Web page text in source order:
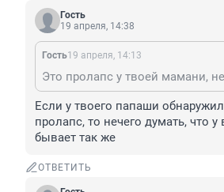
Гость
19 апреля, 14:38
Гость19 апреля, 14:13
Это пролапс у твоей мамани,
Если у твоего папаши
пролапс, то нечего думать, что
бывает так же
ОТВЕТИТЬ